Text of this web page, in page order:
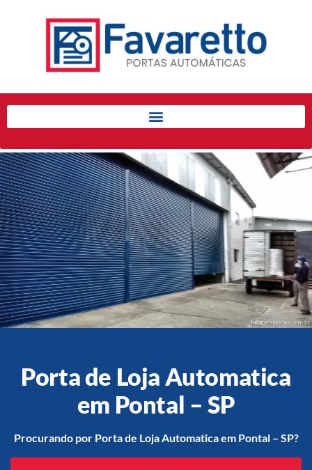
Início
Produtos
Porta de Enrolar Automática
Automatizadores
Acessórios Para Portas de
Enrolar
Pintura eletrostática
Portfólio
Contato
Acessórios
Automatização
Porta de Loja Automatica
em Pontal – SP
Procurando por Porta de Loja Automatica em Pontal – SP?